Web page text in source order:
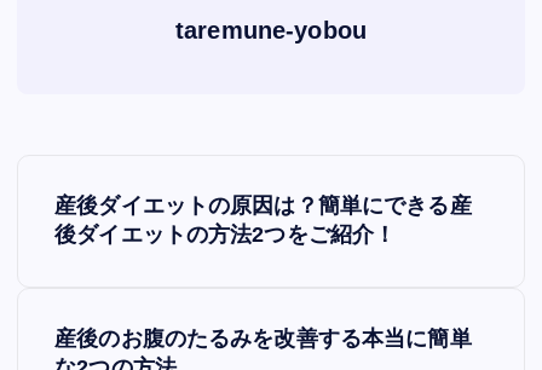
taremune-yobou
産後ダイエットの原因は？簡単にできる産
後ダイエットの方法2つをご紹介！
産後のお腹のたるみを改善する本当に簡単